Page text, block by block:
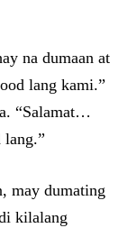
na dumaan at
lang kami.”
“Salamat…
lang.”
may dumating
kilalang